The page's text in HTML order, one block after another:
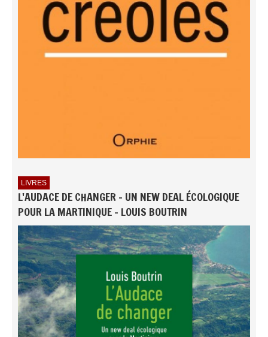
LIVRES
L'AUDACE DE CHANGER - UN NEW DEAL ÉCOLOGIQUE
POUR LA MARTINIQUE - LOUIS BOUTRIN